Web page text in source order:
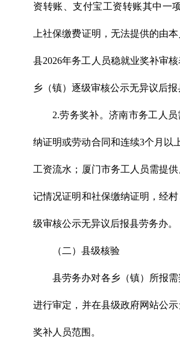
资转账、支付宝工资转账其中一
上社保缴费证明，无法提供的由
县2026年务工人员稳就业奖补审核
乡（镇）逐级审核公示无异议后报
2.劳务奖补。济南市务工人
纳证明或劳动合同和连续3个月以
工资流水；厦门市务工人员需提
记情况证明和社保缴纳证明，经
级审核公示无异议后报县劳务办。
（二）县级核验
县劳务办对各乡（镇）所报
进行审定，并在县级政府网站公
奖补人员范围。